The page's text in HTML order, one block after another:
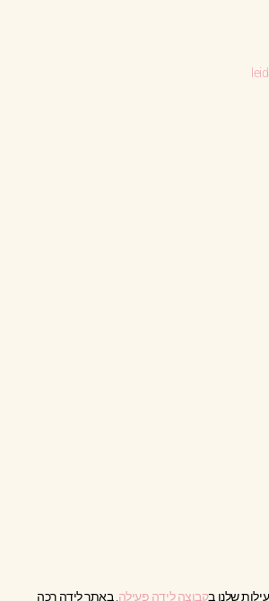
שלנו בקבוצה לידה פעילה , באתר לידה רכה